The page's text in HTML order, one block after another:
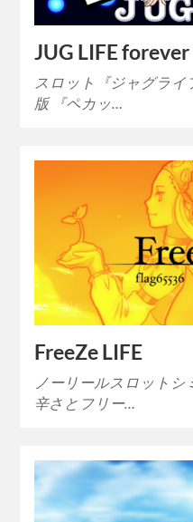
JUG LIFE forever
スロット『ジャグラ
版 『ペカッ…
FreeZe LIFE
ノーリールスロット
辛さとフリー…